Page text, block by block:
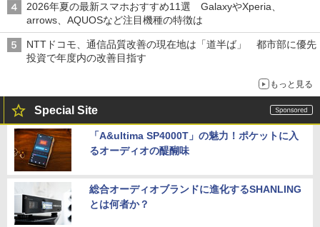
2026年夏の最新スマホおすすめ11選 GalaxyやXperia、
arrows、AQUOSなど注目機種の特徴は
NTTドコモ、通信品質改善の現在地は「道半ば」 都市部に優先
投資で年度内の改善目指す
もっと見る
Special Site
「A&ultima SP4000T」の魅力！ポケットに入
るオーディオの醍醐味
総合オーディオブランドに進化するSHANLING
とは何者か？